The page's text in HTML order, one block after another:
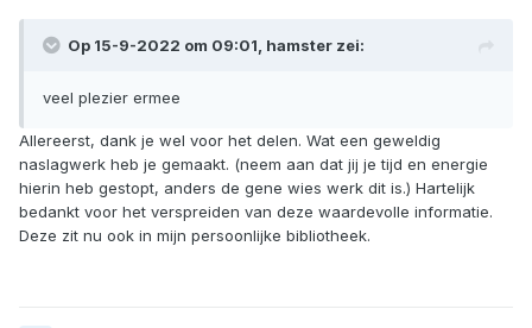
Op 15-9-2022 om 09:01, hamster zei:
veel plezier ermee
Allereerst, dank je wel voor het delen. Wat een geweldig
naslagwerk heb je gemaakt. (neem aan dat jij je tijd en energie
hierin heb gestopt, anders de gene wies werk dit is.) Hartelijk
bedankt voor het verspreiden van deze waardevolle informatie.
Deze zit nu ook in mijn persoonlijke bibliotheek.